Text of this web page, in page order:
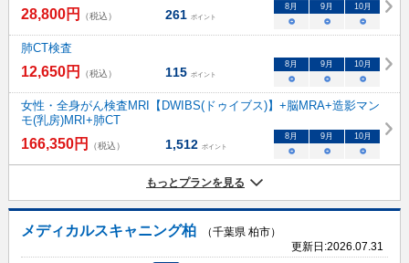
28,800円 （税込） 261 ポイント
8 月 9 月 10月
○ ○ ○
肺CT検査
12,650円 （税込） 115 ポイント
8 月 9 月 10月
○ ○ ○
女性・全身がん検査MRI【DWIBS(ドゥイブス)】+脳MRA+造影マン
モ(乳房)MRI+肺CT
166,350円 （税込） 1,512 ポイント
8 月 9 月 10月
○ ○ ○
もっとプランを見る
メディカルスキャニング柏
（千葉県 柏市）
更新日:2026.07.31